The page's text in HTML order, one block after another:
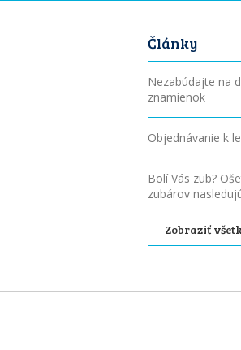
Články
Nezabúdajte na
znamienok
Objednávanie k
Bolí Vás zub?
zubárov
Zobraziť